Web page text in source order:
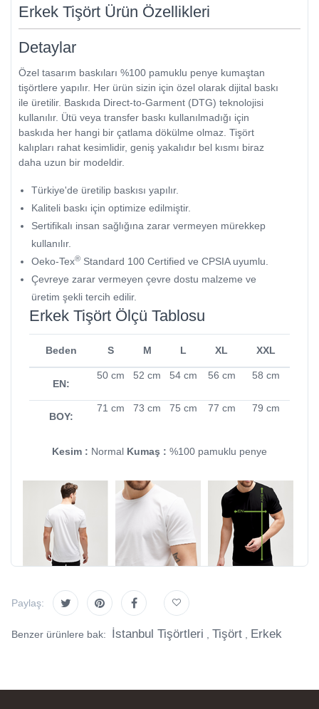
Erkek Tişört Ürün Özellikleri
Detaylar
Özel tasarım baskıları %100 pamuklu penye kumaştan
tişörtlere yapılır. Her ürün sizin için özel olarak dijital baskı
ile üretilir. Baskıda Direct-to-Garment (DTG) teknolojisi
kullanılır. Ütü veya transfer baskı kullanılmadığı için
baskıda her hangi bir çatlama dökülme olmaz. Tişört
kalıpları rahat kesimlidir, geniş yakalıdır bel kısmı biraz
daha uzun bir modeldir.
Türkiye'de üretilip baskısı yapılır.
Kaliteli baskı için optimize edilmiştir.
Sertifikalı insan sağlığına zarar vermeyen mürekkep
kullanılır.
Oeko-Tex® Standard 100 Certified ve CPSIA uyumlu.
Çevreye zarar vermeyen çevre dostu malzeme ve
üretim şekli tercih edilir.
Erkek Tişört Ölçü Tablosu
Beden S M L XL XXL
EN:
50 cm 52 cm 54 cm 56 cm 58 cm
BOY:
71 cm 73 cm 75 cm 77 cm 79 cm
Kesim : Normal Kumaş : %100 pamuklu penye
Paylaş:
Benzer ürünlere bak: İstanbul Tişörtleri , Tişört , Erkek